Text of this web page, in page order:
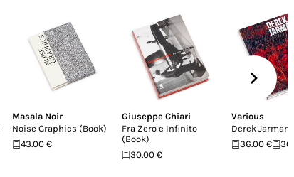
Masala Noir
Noise Graphics (Book)
43.00 €
Giuseppe Chiari
Fra Zero e Infinito
(Book)
30.00 €
Various
Derek Jarman
36.00 €